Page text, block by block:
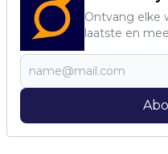
Ontvang elke
laatste en